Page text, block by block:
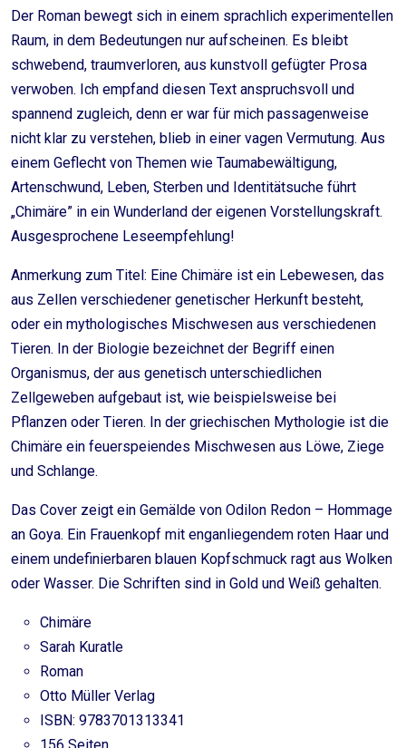
Der Roman bewegt sich in einem sprachlich experimentellen
Raum, in dem Bedeutungen nur aufscheinen. Es bleibt
schwebend, traumverloren, aus kunstvoll gefügter Prosa
verwoben. Ich empfand diesen Text anspruchsvoll und
spannend zugleich, denn er war für mich passagenweise
nicht klar zu verstehen, blieb in einer vagen Vermutung. Aus
einem Geflecht von Themen wie Taumabewältigung,
Artenschwund, Leben, Sterben und Identitätsuche führt
„Chimäre” in ein Wunderland der eigenen Vorstellungskraft.
Ausgesprochene Leseempfehlung!
Anmerkung zum Titel: Eine Chimäre ist ein Lebewesen, das
aus Zellen verschiedener genetischer Herkunft besteht,
oder ein mythologisches Mischwesen aus verschiedenen
Tieren. In der Biologie bezeichnet der Begriff einen
Organismus, der aus genetisch unterschiedlichen
Zellgeweben aufgebaut ist, wie beispielsweise bei
Pflanzen oder Tieren. In der griechischen Mythologie ist die
Chimäre ein feuerspeiendes Mischwesen aus Löwe, Ziege
und Schlange.
Das Cover zeigt ein Gemälde von Odilon Redon – Hommage
an Goya. Ein Frauenkopf mit enganliegendem roten Haar und
einem undefinierbaren blauen Kopfschmuck ragt aus Wolken
oder Wasser. Die Schriften sind in Gold und Weiß gehalten.
Chimäre
Sarah Kuratle
Roman
Otto Müller Verlag
ISBN: 9783701313341